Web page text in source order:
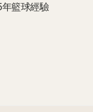
籃球經驗